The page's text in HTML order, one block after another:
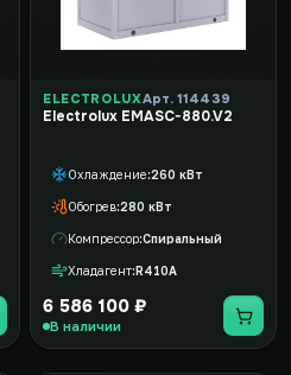
ELECTROLUXАрт. 114439
Electrolux EMASC-880.V2
Охлаждение 260 кВт
Обогрев 280 кВт
Компрессор Спиральный
Хладагент R410A
6 586 100 ₽
В наличии